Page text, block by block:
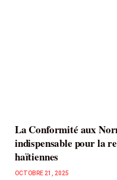
La Conformité aux
indispensable pour la
haïtiennes
OCTOBRE 21, 2025